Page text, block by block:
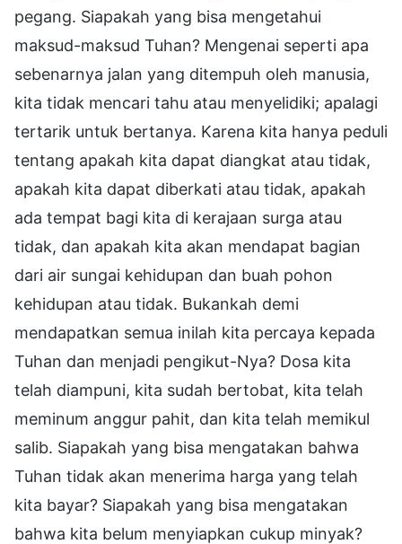
pegang. Siapakah yang bisa mengetahui
maksud-maksud Tuhan? Mengenai seperti apa
sebenarnya jalan yang ditempuh oleh manusia,
kita tidak mencari tahu atau menyelidiki; apalagi
tertarik untuk bertanya. Karena kita hanya peduli
tentang apakah kita dapat diangkat atau tidak,
apakah kita dapat diberkati atau tidak, apakah
ada tempat bagi kita di kerajaan surga atau
tidak, dan apakah kita akan mendapat bagian
dari air sungai kehidupan dan buah pohon
kehidupan atau tidak. Bukankah demi
mendapatkan semua inilah kita percaya kepada
Tuhan dan menjadi pengikut-Nya? Dosa kita
telah diampuni, kita sudah bertobat, kita telah
meminum anggur pahit, dan kita telah memikul
salib. Siapakah yang bisa mengatakan bahwa
Tuhan tidak akan menerima harga yang telah
kita bayar? Siapakah yang bisa mengatakan
bahwa kita belum menyiapkan cukup minyak?